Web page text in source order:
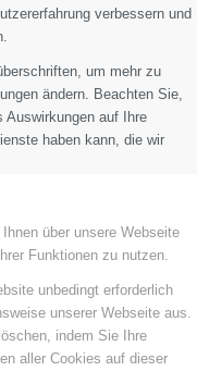
verbessern und
um mehr zu
ändern. Beachten Sie,
Auswirkungen auf Ihre
haben kann, die wir
über unsere Webseite
Funktionen zu nutzen.
unbedingt erforderlich
unserer Webseite aus.
indem Sie Ihre
aller Cookies auf dieser